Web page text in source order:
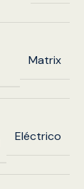
Matrix
Eléctrico